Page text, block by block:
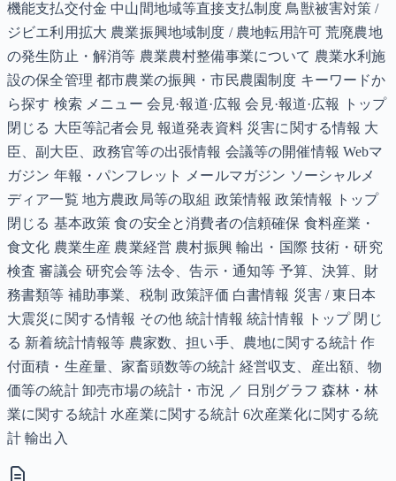
機能支払交付金 中山間地域等直接支払制度 鳥獣被害対策 /
ジビエ利用拡大 農業振興地域制度 / 農地転用許可 荒廃農地
の発生防止・解消等 農業農村整備事業について 農業水利施
設の保全管理 都市農業の振興・市民農園制度 キーワードか
ら探す 検索 メニュー 会見·報道·広報 会見·報道·広報 トップ
閉じる 大臣等記者会見 報道発表資料 災害に関する情報 大
臣、副大臣、政務官等の出張情報 会議等の開催情報 Webマ
ガジン 年報・パンフレット メールマガジン ソーシャルメ
ディア一覧 地方農政局等の取組 政策情報 政策情報 トップ
閉じる 基本政策 食の安全と消費者の信頼確保 食料産業・
食文化 農業生産 農業経営 農村振興 輸出・国際 技術・研究
検査 審議会 研究会等 法令、告示・通知等 予算、決算、財
務書類等 補助事業、税制 政策評価 白書情報 災害 / 東日本
大震災に関する情報 その他 統計情報 統計情報 トップ 閉じ
る 新着統計情報等 農家数、担い手、農地に関する統計 作
付面積・生産量、家畜頭数等の統計 経営収支、産出額、物
価等の統計 卸売市場の統計・市況 ／ 日別グラフ 森林・林
業に関する統計 水産業に関する統計 6次産業化に関する統
計 輸出入